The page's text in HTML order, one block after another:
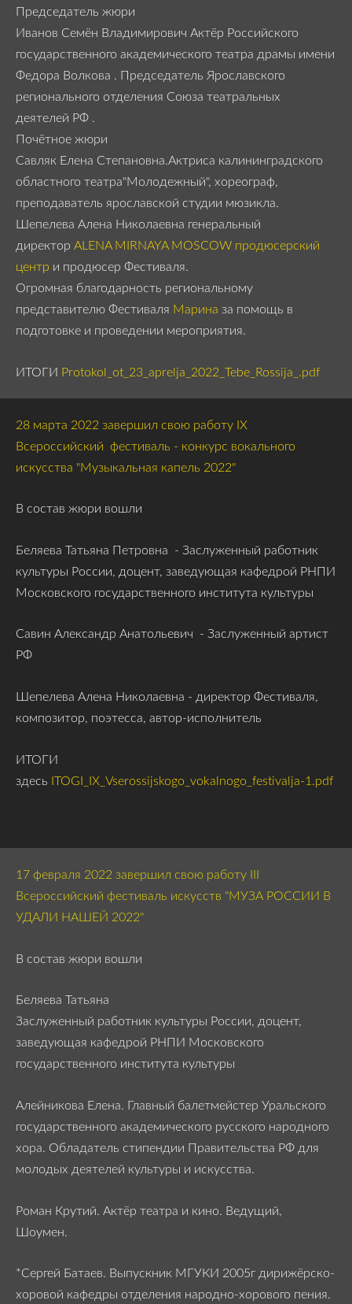
Председатель жюри
Иванов Семён Владимирович Актёр Российского
государственного академического театра драмы имени
Федора Волкова . Председатель Ярославского
регионального отделения Союза театральных
деятелей РФ .
Почётное жюри
Савляк Елена Степановна.Актриса калининградского
областного театра"Молодежный", хореограф,
преподаватель ярославской студии мюзикла.
Шепелева Алена Николаевна генеральный
директор ALENA MIRNAYA MOSCOW продюсерский
центр и продюсер Фестиваля.
Огромная благодарность региональному
представителю Фестиваля Марина за помощь в
подготовке и проведении мероприятия.
ИТОГИ Protokol_ot_23_aprelja_2022_Tebe_Rossija_.pdf
28 марта 2022 завершил свою работу IX
Всероссийский фестиваль - конкурс вокального
искусства "Музыкальная капель 2022"
В состав жюри вошли
Беляева Татьяна Петровна - Заслуженный работник
культуры России, доцент, заведующая кафедрой РНПИ
Московского государственного института культуры
Савин Александр Анатольевич - Заслуженный артист
РФ
Шепелева Алена Николаевна - директор Фестиваля,
композитор, поэтесса, автор-исполнитель
ИТОГИ
здесь ITOGI_IX_Vserossijskogo_vokalnogo_festivalja-1.pdf
17 февраля 2022 завершил свою работу III
Всероссийский фестиваль искусств "МУЗА РОССИИ В
УДАЛИ НАШЕЙ 2022"
В состав жюри вошли
Беляева Татьяна
Заслуженный работник культуры России, доцент,
заведующая кафедрой РНПИ Московского
государственного института культуры
Алейникова Елена. Главный балетмейстер Уральского
государственного академического русского народного
хора. Обладатель стипендии Правительства РФ для
молодых деятелей культуры и искусства.
Роман Крутий. Актёр театра и кино. Ведущий,
Шоумен.
*Сергей Батаев. Выпускник МГУКИ 2005г дирижёрско-
хоровой кафедры отделения народно-хорового пения.